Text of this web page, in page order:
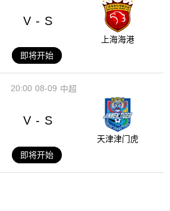
V - S
上海海港
即将开始
08-09
20:00 中超
V - S
天津津门虎
即将开始